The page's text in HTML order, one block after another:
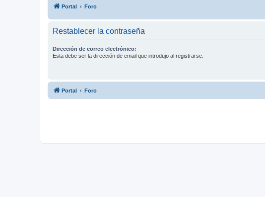
Portal Foro
Restablecer la contraseña
Dirección de correo electrónico:
Esta debe ser la dirección de email que introdujo al registrarse.
Portal Foro